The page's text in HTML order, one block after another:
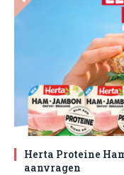
Herta Proteine
aanvragen